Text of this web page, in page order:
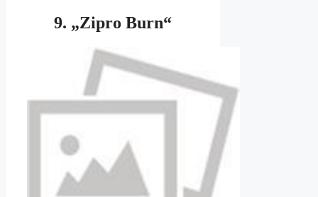
9. „Zipro Burn“